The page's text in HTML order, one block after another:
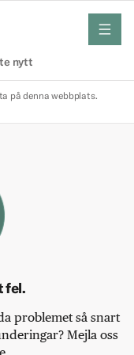
nytt
meny
på denna webbplats.
fel.
problemet så snart
Mejla oss